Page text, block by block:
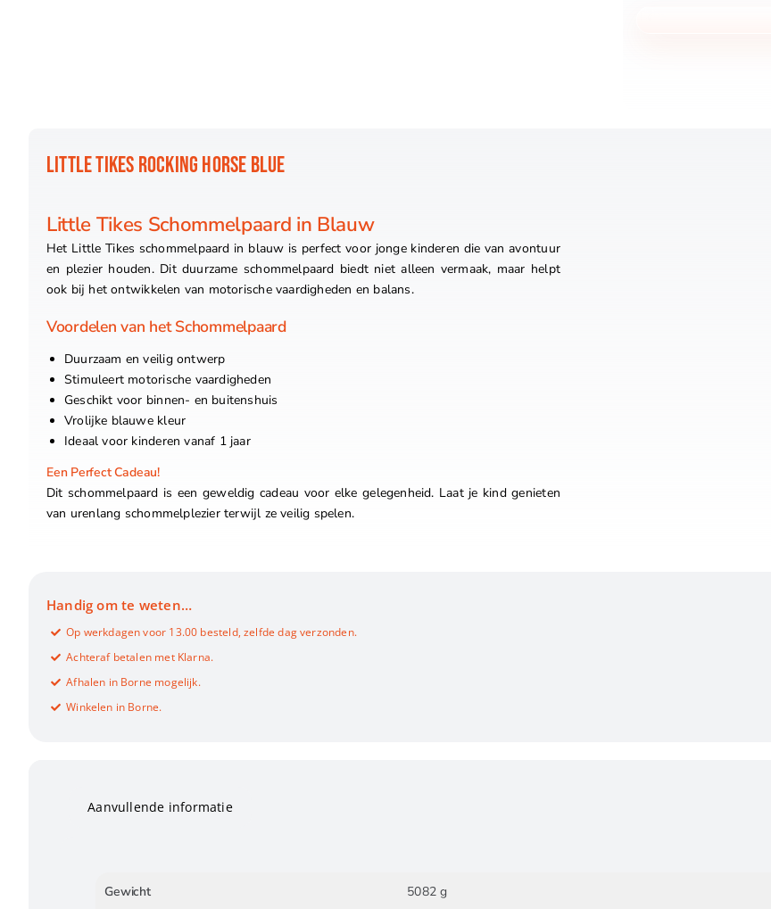
LITTLE TIKES ROCKING HORSE BLUE
Little Tikes Schommelpaard in Blauw
Het Little Tikes schommelpaard in blauw is perfect voor jonge kinderen die van avontuur
en plezier houden. Dit duurzame schommelpaard biedt niet alleen vermaak, maar helpt
ook bij het ontwikkelen van motorische vaardigheden en balans.
Voordelen van het Schommelpaard
Duurzaam en veilig ontwerp
Stimuleert motorische vaardigheden
Geschikt voor binnen- en buitenshuis
Vrolijke blauwe kleur
Ideaal voor kinderen vanaf 1 jaar
Een Perfect Cadeau!
Dit schommelpaard is een geweldig cadeau voor elke gelegenheid. Laat je kind genieten
van urenlang schommelplezier terwijl ze veilig spelen.
Handig om te weten…
Op werkdagen voor 13.00 besteld, zelfde dag verzonden.
Achteraf betalen met Klarna.
Afhalen in Borne mogelijk.
Winkelen in Borne.
Aanvullende informatie
Gewicht 5082 g